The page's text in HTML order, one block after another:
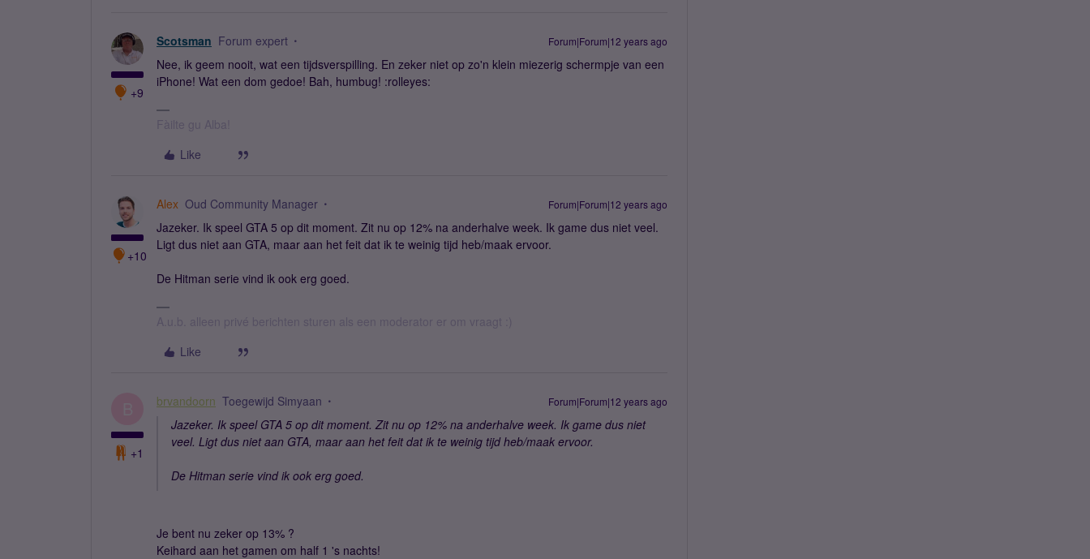
+9
Scotsman Forum expert Forum|Forum|12 years ago
Nee, ik geem nooit, wat een tijdsverspilling. En zeker niet op zo'n klein miezerig schermpje van een
iPhone! Wat een dom gedoe! Bah, humbug! :rolleyes:
Fàilte gu Alba!
Like
+10
Alex Oud Community Manager Forum|Forum|12 years ago
Jazeker. Ik speel GTA 5 op dit moment. Zit nu op 12% na anderhalve week. Ik game dus niet veel.
Ligt dus niet aan GTA, maar aan het feit dat ik te weinig tijd heb/maak ervoor.
De Hitman serie vind ik ook erg goed.
A.u.b. alleen privé berichten sturen als een moderator er om vraagt :)
Like
+1
brvandoorn Toegewijd Simyaan Forum|Forum|12 years ago
Jazeker. Ik speel GTA 5 op dit moment. Zit nu op 12% na anderhalve week. Ik game dus niet
veel. Ligt dus niet aan GTA, maar aan het feit dat ik te weinig tijd heb/maak ervoor.
De Hitman serie vind ik ook erg goed.
Je bent nu zeker op 13% ?
Keihard aan het gamen om half 1 's nachts!